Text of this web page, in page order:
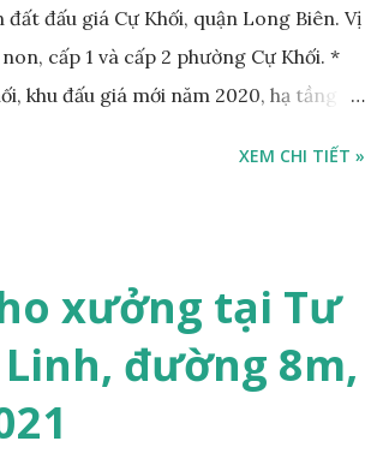
đấu giá Cự Khối, quận Long Biên. Vị
cấp 1 và cấp 2 phường Cự Khối. *
khu đấu giá mới năm 2020, hạ tầng
Cách Trường Tiểu học Cự Khối khoảng
xây căn hộ cho thuê… * Đất phân lô,
rộng 3m, hướng Đông Nam; * Pháp
với khách thiện chí mua; Liên hệ:
XEM CHI TIẾT »
xưởng tại Tư
đường 8m,